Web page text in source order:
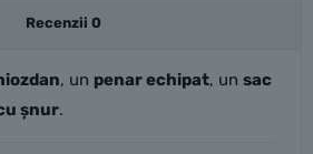
Recenzii 0
, un penar echipat, un sac
șnur.